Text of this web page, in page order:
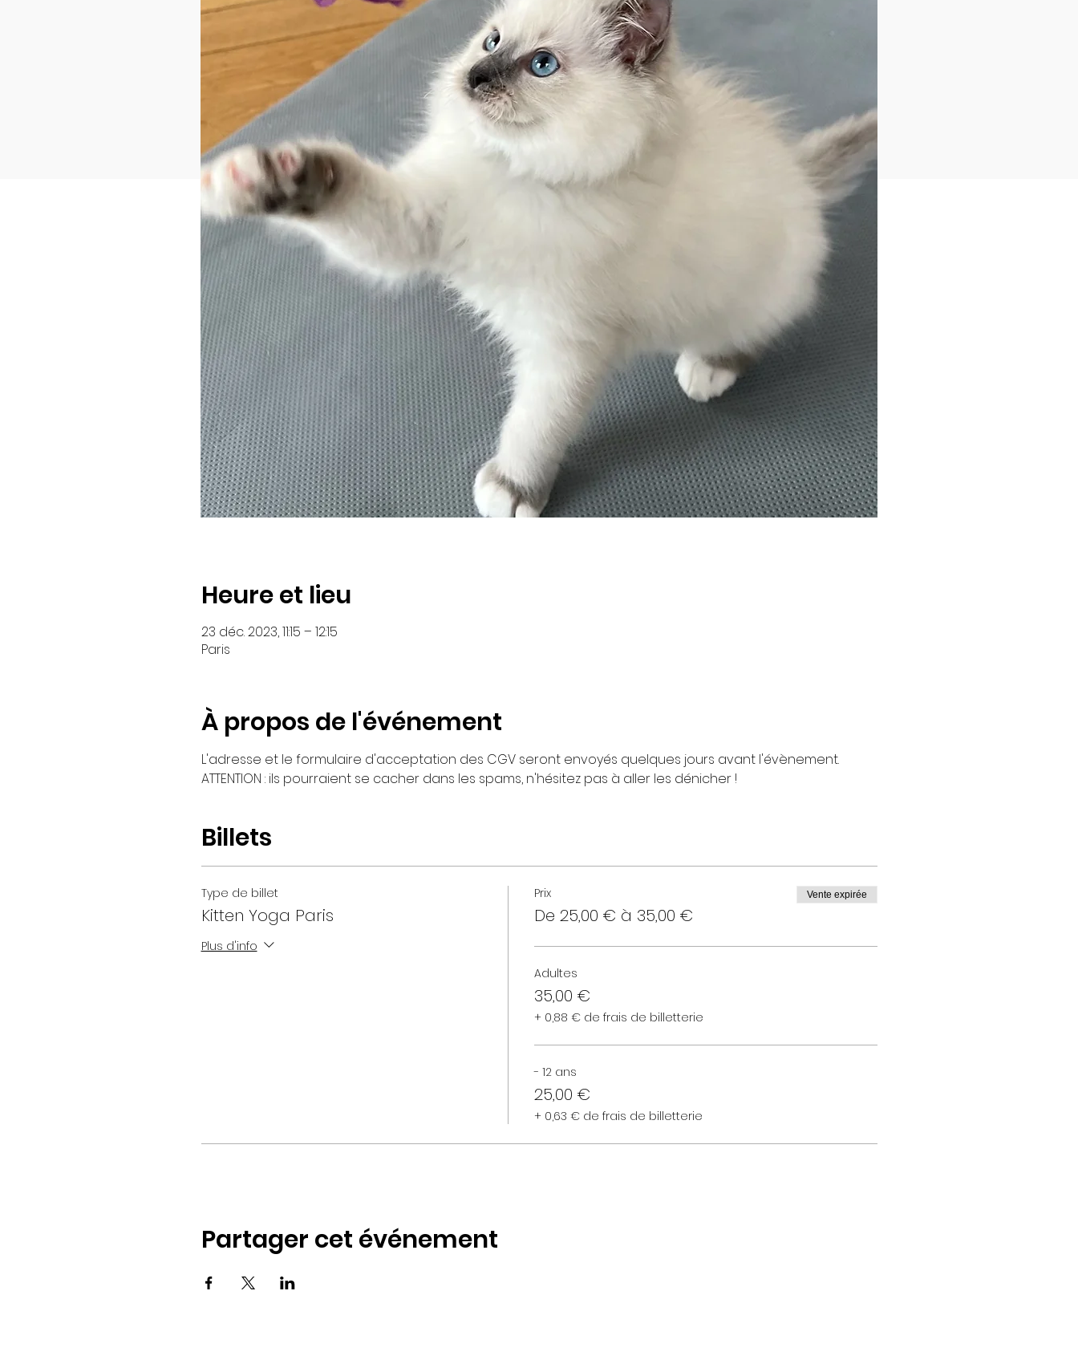
Heure et lieu
23 déc. 2023, 11:15 – 12:15
Paris
À propos de l'événement
L'adresse et le formulaire d'acceptation des CGV seront envoyés quelques jours avant l'évènement.
ATTENTION : ils pourraient se cacher dans les spams, n'hésitez pas à aller les dénicher !
Billets
Type de billet
Kitten Yoga Paris
Plus d'info
Prix
De 25,00 € à 35,00 €
Vente expirée
Adultes
35,00 €
+ 0,88 € de frais de billetterie
- 12 ans
25,00 €
+ 0,63 € de frais de billetterie
Partager cet événement